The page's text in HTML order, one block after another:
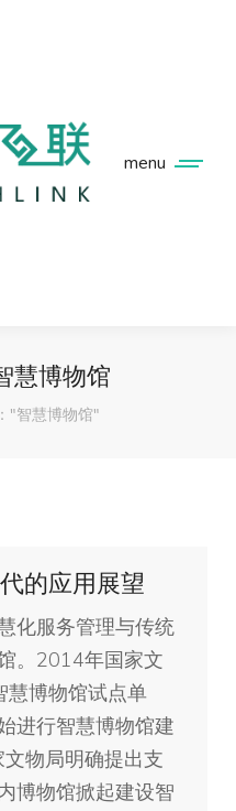
menu
慧博物馆
"智慧博物馆"
的应用展望
化服务管理与传统
。2014年国家文
慧博物馆试点单
进行智慧博物馆建
物局明确提出支
博物馆掀起建设智